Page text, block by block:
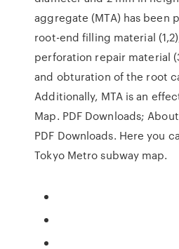
aggregate (MTA) has been
root-end filling material
perforation repair material
and obturation of the root
Additionally, MTA is an
Map. PDF Downloads;
PDF Downloads. Here you
Tokyo Metro subway map.